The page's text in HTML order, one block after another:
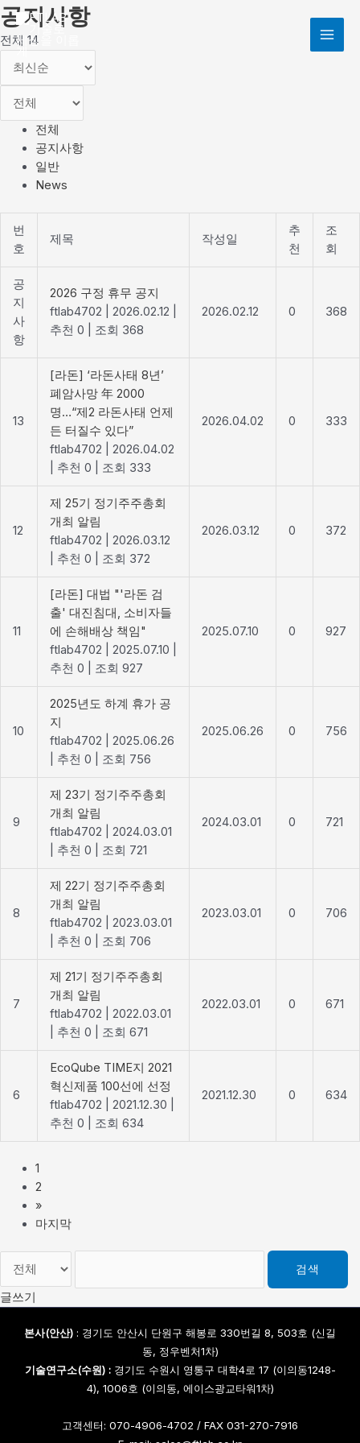
콘
텐
츠
건
뛰
공지사항
전체 14
전체
공지사항
일반
News
번
호
제목 작성일
추
천
조
회
공
지
사
항
2026 구정 휴무 공지
ftlab4702
2026.02.12
추천 0
조회 368
2026.02.12 0 368
13
[라돈] ‘라돈사태 8년’
폐암사망 年 2000
명…“제2 라돈사태 언제
든 터질수 있다”
ftlab4702
2026.04.02
추천 0 조회 333
2026.04.02 0 333
12
제 25기 정기주주총회
개최 알림
ftlab4702
2026.03.12
추천 0 조회 372
2026.03.12 0 372
11
[라돈] 대법 "'라돈 검
출' 대진침대, 소비자들
에 손해배상 책임"
ftlab4702
2025.07.10
추천 0
조회 927
2025.07.10 0 927
10
2025년도 하계 휴가 공
지
ftlab4702
2025.06.26
추천 0 조회 756
2025.06.26 0 756
9
제 23기 정기주주총회
개최 알림
ftlab4702
2024.03.01
추천 0 조회 721
2024.03.01 0 721
8
제 22기 정기주주총회
개최 알림
ftlab4702
2023.03.01
추천 0 조회 706
2023.03.01 0 706
7
제 21기 정기주주총회
개최 알림
ftlab4702
2022.03.01
추천 0 조회 671
2022.03.01 0 671
6
EcoQube TIME지 2021
혁신제품 100선에 선정
ftlab4702
2021.12.30
추천 0
조회 634
2021.12.30 0 634
1
2
»
마지막
검색
글쓰기
본사(안산) : 경기도 안산시 단원구 해봉로 330번길 8, 503호 (신길
동, 정우벤처1차)
기술연구소(수원) :경기도 수원시 영통구 대학4로 17 (이의동1248-
4), 1006호 (이의동, 에이스광교타워1차)
고객센터: 070-4906-4702 / FAX 031-270-7916